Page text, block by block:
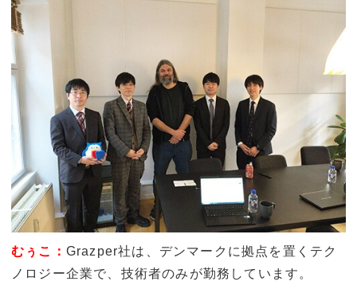
むぅこ： Grazper社は、デンマークに拠点を置くテク
ノロジー企業で、技術者のみが勤務しています。​​​​